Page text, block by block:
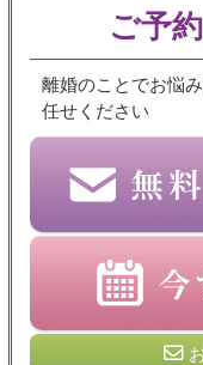
ご予
離婚のことでお悩
任せください